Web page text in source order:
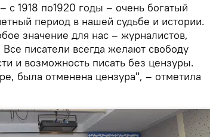
1918 по1920 годы – очень богатый
период в нашей судьбе и истории.
значение для нас – журналистов,
писатели всегда желают свободу
и возможность писать без цензуры.
была отменена цензура", – отметила